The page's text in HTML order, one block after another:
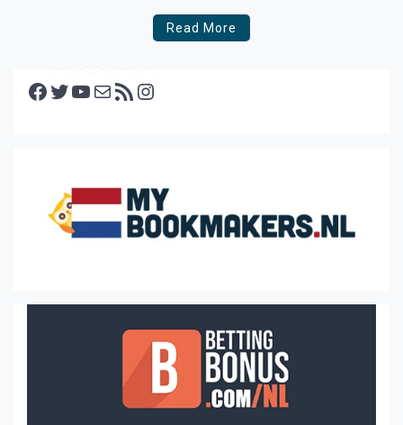
Read More
Facebook Twitter YouTube E-mail RSS feed